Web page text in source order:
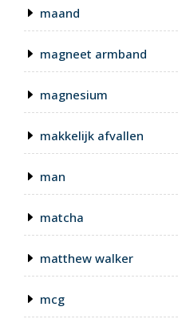
maand
magneet armband
magnesium
makkelijk afvallen
man
matcha
matthew walker
mcg